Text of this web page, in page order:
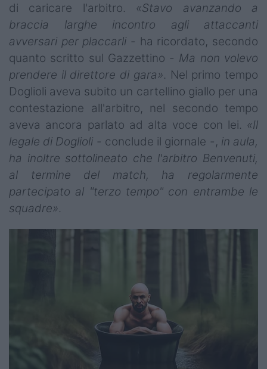
di caricare l'arbitro. «Stavo avanzando a
braccia larghe incontro agli attaccanti
avversari per placcarli - ha ricordato, secondo
quanto scritto sul Gazzettino - Ma non volevo
prendere il direttore di gara». Nel primo tempo
Doglioli aveva subito un cartellino giallo per una
contestazione all'arbitro, nel secondo tempo
aveva ancora parlato ad alta voce con lei. «Il
legale di Doglioli - conclude il giornale -, in aula,
ha inoltre sottolineato che l'arbitro Benvenuti,
al termine del match, ha regolarmente
partecipato al "terzo tempo" con entrambe le
squadre».